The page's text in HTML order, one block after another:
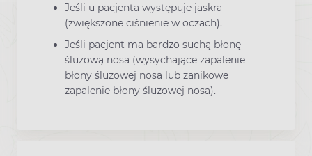
Jeśli u pacjenta występuje jaskra
(zwiększone ciśnienie w oczach).
Jeśli pacjent ma bardzo suchą błonę
śluzową nosa (wysychające zapalenie
błony śluzowej nosa lub zanikowe
zapalenie błony śluzowej nosa).